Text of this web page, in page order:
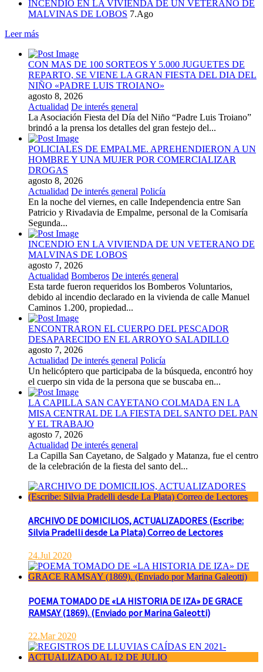
INCENDIO EN LA VIVIENDA DE UN VETERANO DE
MALVINAS DE LOBOS 7.Ago
Leer más
CON MAS DE 100 SORTEOS Y 5.000 JUGUETES DE
REPARTO, SE VIENE LA GRAN FIESTA DEL DIA DEL
NIÑO «PADRE LUIS TROIANO»
agosto 8, 2026
Actualidad De interés general
La Asociación Fiesta del Día del Niño “Padre Luis Troiano”
brindó a la prensa los detalles del gran festejo del...
POLICIALES DE EMPALME. APREHENDIERON A UN
HOMBRE Y UNA MUJER POR COMERCIALIZAR
DROGAS
agosto 8, 2026
Actualidad De interés general Policía
En la noche del viernes, en calle Independencia entre San
Patricio y Rivadavia de Empalme, personal de la Comisaría
Segunda...
INCENDIO EN LA VIVIENDA DE UN VETERANO DE
MALVINAS DE LOBOS
agosto 7, 2026
Actualidad Bomberos De interés general
Esta tarde fueron requeridos los Bomberos Voluntarios,
debido al incendio declarado en la vivienda de calle Manuel
Caminos 1.200, propiedad...
ENCONTRARON EL CUERPO DEL PESCADOR
DESAPARECIDO EN EL ARROYO SALADILLO
agosto 7, 2026
Actualidad De interés general Policía
Un helicóptero que participaba de la búsqueda, encontró hoy
el cuerpo sin vida de la persona que se buscaba en...
LA CAPILLA SAN CAYETANO COLMADA EN LA
MISA CENTRAL DE LA FIESTA DEL SANTO DEL PAN
Y EL TRABAJO
agosto 7, 2026
Actualidad De interés general
La Capilla San Cayetano, de Salgado y Matanza, fue el centro
de la celebración de la fiesta del santo del...
ARCHIVO DE DOMICILIOS, ACTUALIZADORES (Escribe:
Silvia Pradelli desde La Plata) Correo de Lectores
24.Jul 2020
POEMA TOMADO DE «LA HISTORIA DE IZA» DE GRACE
RAMSAY (1869). (Enviado por Marina Galeotti)
22.Mar 2020